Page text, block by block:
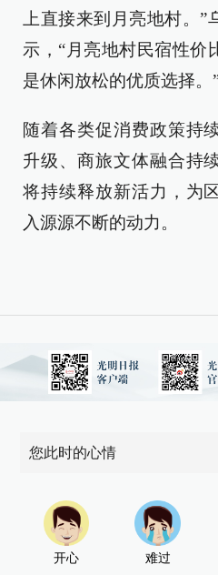
上直接来到月亮地村。
示，“月亮地村民宿性价
是休闲放松的优质选择。
随着各类促消费政策持
升级、商旅文体融合持
将持续释放新活力，为
入源源不断的动力。
您此时的心情
开心 难过